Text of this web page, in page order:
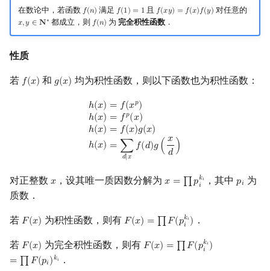
在数论中，若函数 𝑓(𝑛)
f(n) 满足 𝑓(1) = 1
f(1)= 1 且 𝑓(𝑥𝑦) = 𝑓(𝑥)𝑓(𝑦)
f(xy)= (x )f(y) 对任意的
𝑥,𝑦 ∈ 𝐍∗
x,y∈ N ∗ 都成立，则 𝑓(𝑛)
f(n) 为完全积性函数 ．
性质
若 𝑓(𝑥)
f(x) 和 𝑔(𝑥)
g(x) 均为积性函数，则以下函数也为积性函数：
ℎ(𝑥) = 𝑓(𝑥𝑝)
ℎ(𝑥) = 𝑓𝑝(𝑥)
ℎ(𝑥) = 𝑓(𝑥)𝑔(𝑥)
ℎ(𝑥) = ∑
𝑑∣𝑥
𝑓(𝑑)𝑔( 𝑥
𝑑 )
=fp(x )h (x)=f(x
对正整数 𝑥
x ，设其唯一质因数分解为𝑥 = ∏𝑝𝑘𝑖
𝑖
x=∏ piki ，其中𝑝𝑖
pi 为
质数．
若 𝐹(𝑥)
F(x) 为积性函数，则有 𝐹(𝑥) = ∏𝐹(𝑝𝑘𝑖
𝑖 )
F(x)= ∏F (piki) ．
若 𝐹(𝑥)
F(x) 为完全积性函数，则有 𝐹(𝑥) = ∏𝐹(𝑝𝑘𝑖
𝑖 )
= ∏𝐹(𝑝𝑖)𝑘𝑖
F(x)= ∏F (piki)=∏F
．